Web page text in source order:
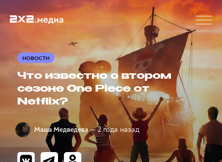
НОВОСТИ
Что известно о втором
сезоне One Piece от
Netflix?
Маша Медведева — 2 года назад